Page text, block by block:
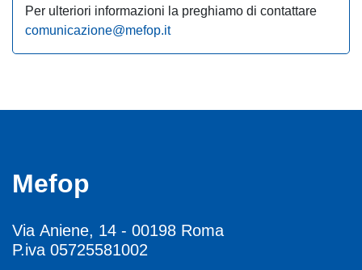
Per ulteriori informazioni la preghiamo di contattare
comunicazione@mefop.it
Mefop
Via Aniene, 14 - 00198 Roma
P.iva 05725581002